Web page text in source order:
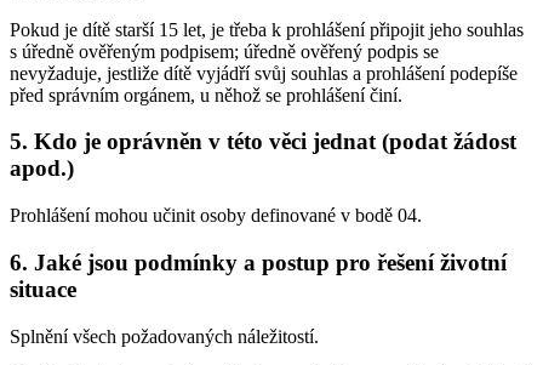
Pokud je dítě starší 15 let, je třeba k prohlášení připojit jeho souhlas
s úředně ověřeným podpisem; úředně ověřený podpis se
nevyžaduje, jestliže dítě vyjádří svůj souhlas a prohlášení podepíše
před správním orgánem, u něhož se prohlášení činí.
5. Kdo je oprávněn v této věci jednat (podat žádost
apod.)
Prohlášení mohou učinit osoby definované v bodě 04.
6. Jaké jsou podmínky a postup pro řešení životní
situace
Splnění všech požadovaných náležitostí.